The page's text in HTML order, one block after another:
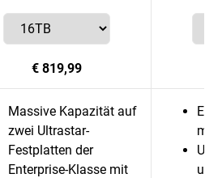
€ 819,99
Massive Kapazität auf
zwei Ultrastar-
Festplatten der
Enterprise-Klasse mit